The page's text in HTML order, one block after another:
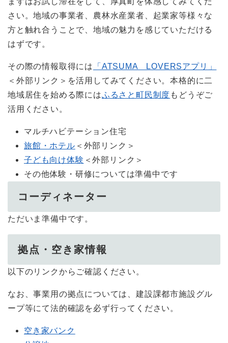
さい。地域の事業者、農林水産業者、起業家等様々な
方と触れ合うことで、地域の魅力を感じていただける
はずです。
その際の情報取得には
「ATSUMA LOVERSアプリ」
＜外部リンク＞ を活用してみてください。本格的に二
地域居住を始める際にはふるさと町民制度 もどうぞご
活用ください。
マルチハビテーション住宅
旅館・ホテル ＜外部リンク＞
子ども向け体験 ＜外部リンク＞
その他体験・研修については準備中です
コーディネーター
ただいま準備中です。
拠点・空き家情報
以下のリンクからご確認ください。
なお、事業用の拠点については、建設課都市施設グル
ープ等にて法的確認を必ず行ってください。
空き家バンク